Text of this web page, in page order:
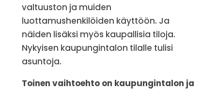
valtuuston ja muiden
luottamushenkilöiden käyttöön. Ja
näiden lisäksi myös kaupallisia tiloja.
Nykyisen kaupungintalon tilalle tulisi
asuntoja.
Toinen vaihtoehto on kaupungintalon ja